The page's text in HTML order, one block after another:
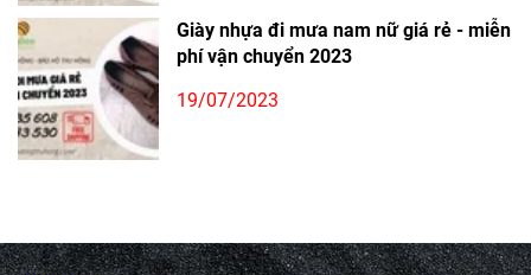
Giày nhựa đi mưa nam nữ giá rẻ - miễn
phí vận chuyển 2023
19/07/2023